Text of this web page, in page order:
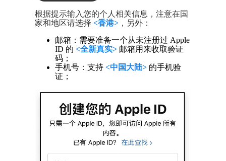
根据提示输入您的个人相关信息，注意在国
家和地区请选择<香港> ，另外：
邮箱：需要准备一个从未注册过 Apple
ID 的<全新真实> 邮箱用来收取验证
码；
手机号：支持<中国大陆> 的手机验
证；